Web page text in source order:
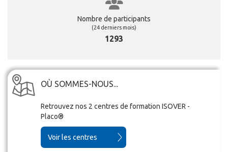
Nombre de participants
(24 derniers mois)
1293
OÙ SOMMES-NOUS...
Retrouvez nos 2 centres de formation ISOVER -
Placo®
Voir les centres